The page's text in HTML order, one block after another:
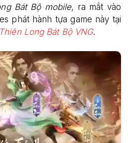
Bát Bộ mobile, ra mắt vào
phát hành tựa game này tại
Thiên Long Bát Bộ VNG.